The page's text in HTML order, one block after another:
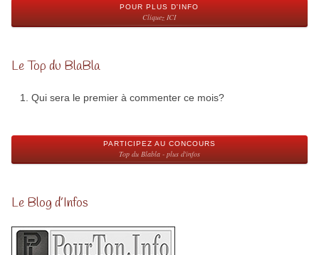
POUR PLUS D'INFO
Cliquez ICI
Le Top du BlaBla
Qui sera le premier à commenter ce mois?
PARTICIPEZ AU CONCOURS
Top du Blabla - plus d'infos
Le Blog d’Infos